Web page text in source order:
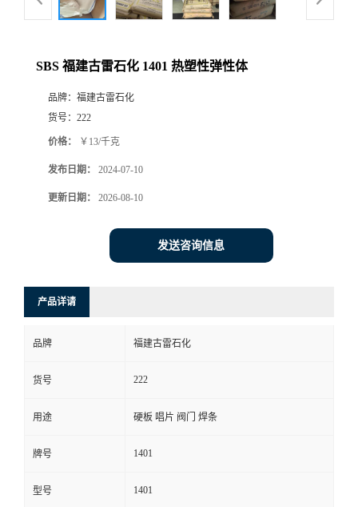
SBS 福建古雷石化 1401 热塑性弹性体
品牌： 福建古雷石化
货号： 222
价格： ￥13/千克
发布日期： 2024-07-10
更新日期： 2026-08-10
发送咨询信息
产品详请
品牌 福建古雷石化
货号 222
用途 硬板 唱片 阀门 焊条
牌号 1401
型号 1401